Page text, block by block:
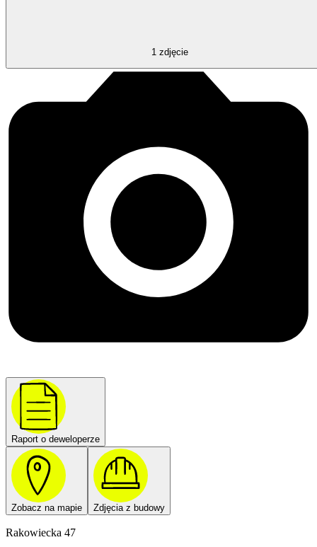
1 zdjęcie
Raport o deweloperze
Zobacz na mapie Zdjęcia z budowy
Rakowiecka 47